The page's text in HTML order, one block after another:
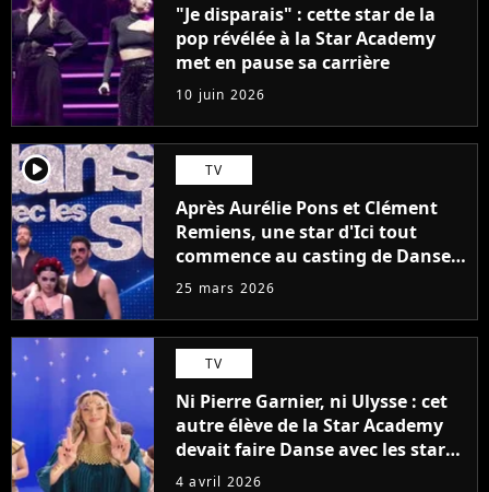
"Je disparais" : cette star de la
pop révélée à la Star Academy
met en pause sa carrière
10 juin 2026
player2 TV
Après Aurélie Pons et Clément
Remiens, une star d'Ici tout
commence au casting de Danse
avec les stars 2027 ?
25 mars 2026
TV
Ni Pierre Garnier, ni Ulysse : cet
autre élève de la Star Academy
devait faire Danse avec les stars
2026
4 avril 2026